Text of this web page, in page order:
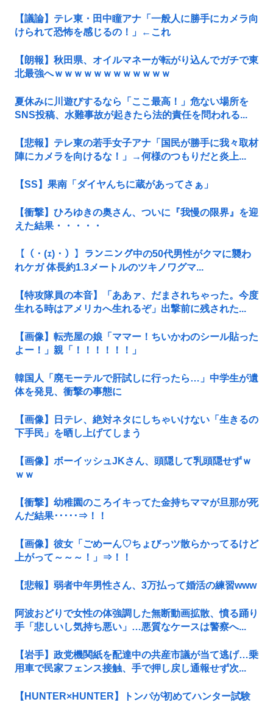
【議論】テレ東・田中瞳アナ「一般人に勝手にカメラ向
けられて恐怖を感じるの！」←これ
【朗報】秋田県、オイルマネーが転がり込んでガチで東
北最強へｗｗｗｗｗｗｗｗｗｗｗｗ
夏休みに川遊びするなら「ここ最高！」危ない場所を
SNS投稿、水難事故が起きたら法的責任を問われる...
【悲報】テレ東の若手女子アナ「国民が勝手に我々取材
陣にカメラを向けるな！」→何様のつもりだと炎上...
【SS】果南「ダイヤんちに蔵があってさぁ」
【衝撃】ひろゆきの奥さん、ついに『我慢の限界』を迎
えた結果・・・・・
【（・(ｪ)・）】ランニング中の50代男性がクマに襲わ
れケガ 体長約1.3メートルのツキノワグマ...
【特攻隊員の本音】「ああァ、だまされちゃった。今度
生れる時はアメリカへ生れるぞ」出撃前に残された...
【画像】転売屋の娘「ママー！ちいかわのシール貼った
よー！」親「！！！！！！」
韓国人「廃モーテルで肝試しに行ったら…」中学生が遺
体を発見、衝撃の事態に
【画像】日テレ、絶対ネタにしちゃいけない「生きるの
下手民」を晒し上げてしまう
【画像】ボーイッシュJKさん、頭隠して乳頭隠せずｗ
ｗｗ
【衝撃】幼稚園のころイキってた金持ちママが旦那が死
んだ結果･････⇒！！
【画像】彼女「ごめーん♡ちょびっツ散らかってるけど
上がって～～～！」⇒！！
【悲報】弱者中年男性さん、3万払って婚活の練習www
阿波おどりで女性の体強調した無断動画拡散、憤る踊り
手「悲しいし気持ち悪い」…悪質なケースは警察へ...
【岩手】政党機関紙を配達中の共産市議が当て逃げ…乗
用車で民家フェンス接触、手で押し戻し通報せず次...
【HUNTER×HUNTER】トンパが初めてハンター試験